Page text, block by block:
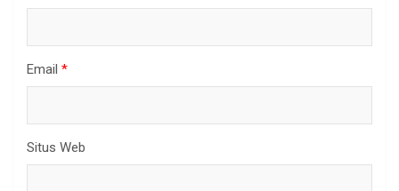
Email *
Situs Web